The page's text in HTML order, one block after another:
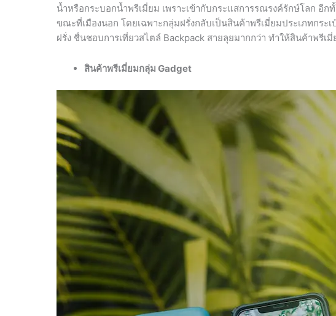
น้ำหรือกระบอกน้ำพรีเมี่ยม เพราะเข้ากับกระแสการรณรงค์รักษ์โลก อี
ขณะที่เมืองนอก โดยเฉพาะกลุ่มฝรั่งกลับเป็นสินค้าพรีเมี่ยมประเภทกระ
ฝรั่ง ชื่นชอบการเที่ยวสไตล์ Backpack สายลุยมากกว่า ทำให้สินค้าพรีเ
สินค้าพรีเมี่ยมกลุ่ม Gadget